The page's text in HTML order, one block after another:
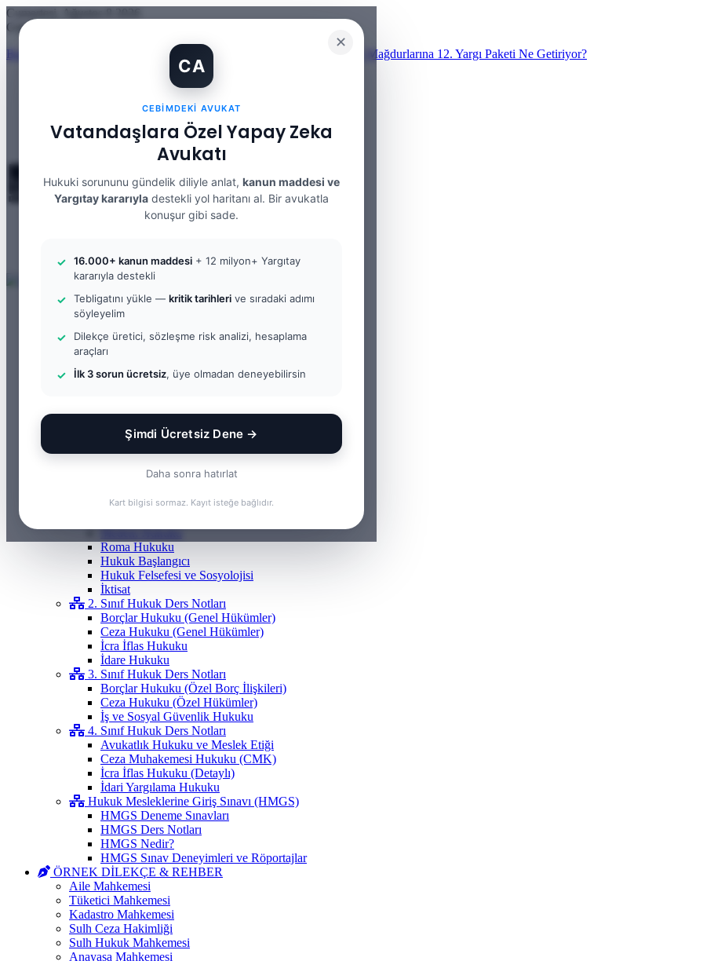
✕
CA
CEBIMDEKI AVUKAT
Vatandaşlara Özel Yapay Zeka
Avukatı
Hukuki sorununu gündelik diliyle anlat, kanun maddesi ve
Yargıtay kararıyla destekli yol haritanı al. Bir avukatla
konuşur gibi sade.
16.000+ kanun maddesi + 12 milyon+ Yargıtay
kararıyla destekli
Tebligatını yükle — kritik tarihleri ve sıradaki adımı
söyleyelim
Dilekçe üretici, sözleşme risk analizi, hesaplama
araçları
İlk 3 sorun ücretsiz, üye olmadan deneyebilirsin
Şimdi Ücretsiz Dene →
Daha sonra hatırlat
Kart bilgisi sormaz. Kayıt isteğe bağlıdır.
Cumartesi, Ağustos 8 2026
Güncel Makale
Banka Hesabımı Dolandırıcılara Kullandırdım, Başıma Ne Gelir? IBAN Mağdurlarına 12. Yargı Paketi Ne Getiriyor?
Arama yap ...
ANASAYFA
BILGI BANKASI
Borçlar Hukuku
Ceza Hukuku
Medeni Hukuku
Hap Bilgi
Yargıtay Kararları
1. Sınıf Hukuk Ders Notları
Medeni Hukuku
Roma Hukuku
Hukuk Başlangıcı
Hukuk Felsefesi ve Sosyolojisi
İktisat
2. Sınıf Hukuk Ders Notları
Borçlar Hukuku (Genel Hükümler)
Ceza Hukuku (Genel Hükümler)
İcra İflas Hukuku
İdare Hukuku
3. Sınıf Hukuk Ders Notları
Borçlar Hukuku (Özel Borç İlişkileri)
Ceza Hukuku (Özel Hükümler)
İş ve Sosyal Güvenlik Hukuku
4. Sınıf Hukuk Ders Notları
Avukatlık Hukuku ve Meslek Etiği
Ceza Muhakemesi Hukuku (CMK)
İcra İflas Hukuku (Detaylı)
İdari Yargılama Hukuku
Hukuk Mesleklerine Giriş Sınavı (HMGS)
HMGS Deneme Sınavları
HMGS Ders Notları
HMGS Nedir?
HMGS Sınav Deneyimleri ve Röportajlar
ÖRNEK DILEKÇE & REHBER
Aile Mahkemesi
Tüketici Mahkemesi
Kadastro Mahkemesi
Sulh Ceza Hakimliği
Sulh Hukuk Mahkemesi
Anayasa Mahkemesi